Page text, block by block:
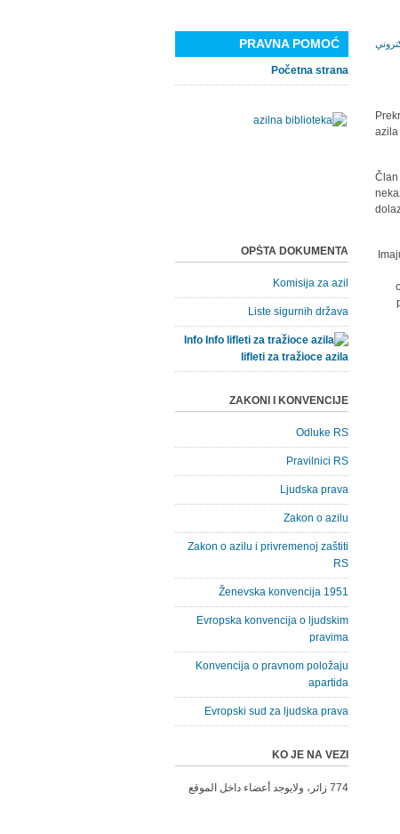
PRAVNA POMOĆ
Početna strana
OPŠTA DOKUMENTA
Komisija za azil
Liste sigurnih država
Info
lifleti za tražioce azila
ZAKONI I KONVENCIJE
Odluke RS
Pravilnici RS
Ljudska prava
Zakon o azilu
Zakon o azilu i privremenoj zaštiti
RS
Ženevska konvencija 1951
Evropska konvencija o ljudskim
pravima
Konvencija o pravnom položaju
apartida
Evropski sud za ljudska prava
KO JE NA VEZI
774 زائر، ولايوجد أعضاء داخل الموقع